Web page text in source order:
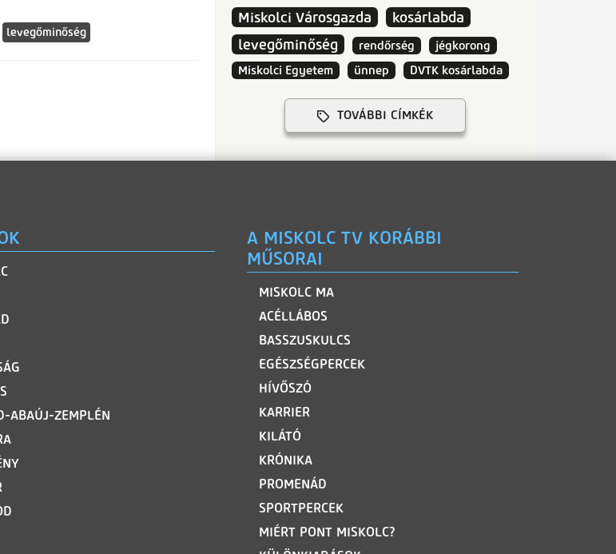
levegőminőség
Miskolci Városgazda
kosárlabda
levegőminőség
rendőrség
jégkorong
Miskolci Egyetem
ünnep DVTK kosárlabda
TOVÁBBI CÍMKÉK
ABAÚJ-ZEMPLÉN
A MISKOLC TV KORÁBBI
MŰSORAI
MISKOLC MA
ACÉLLÁBOS
BASSZUSKULCS
EGÉSZSÉGPERCEK
HÍVŐSZÓ
KARRIER
KILÁTÓ
KRÓNIKA
PROMENÁD
SPORTPERCEK
MIÉRT PONT MISKOLC?